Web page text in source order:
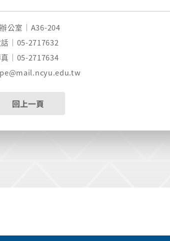
公室｜A36-204
｜05-2717632
｜05-2717634
w
回上一頁